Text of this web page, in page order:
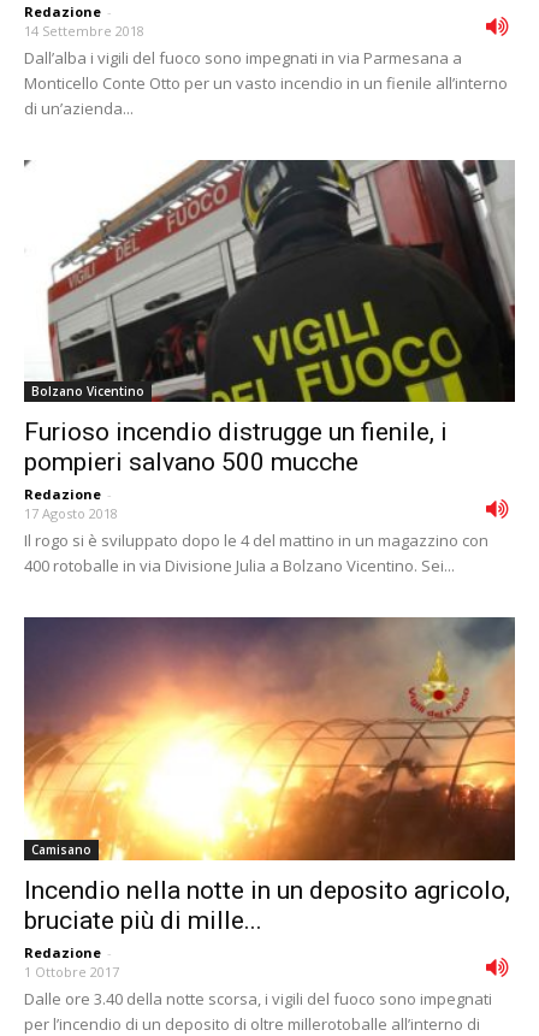
Redazione -
14 Settembre 2018
Dall’alba i vigili del fuoco sono impegnati in via Parmesana a
Monticello Conte Otto per un vasto incendio in un fienile all’interno
di un’azienda...
Bolzano Vicentino
Furioso incendio distrugge un fienile, i
pompieri salvano 500 mucche
Redazione -
17 Agosto 2018
Il rogo si è sviluppato dopo le 4 del mattino in un magazzino con
400 rotoballe in via Divisione Julia a Bolzano Vicentino. Sei...
Camisano
Incendio nella notte in un deposito agricolo,
bruciate più di mille...
Redazione -
1 Ottobre 2017
Dalle ore 3.40 della notte scorsa, i vigili del fuoco sono impegnati
per l’incendio di un deposito di oltre millerotoballe all’interno di